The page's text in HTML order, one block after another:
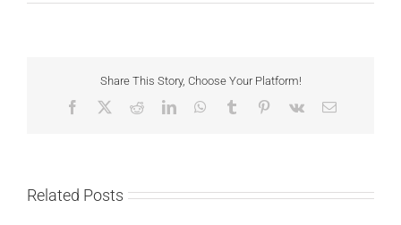
Share This Story, Choose Your Platform!
Facebook RedditLinkedInWhatsApp
Tumblr Pinterest
Vk Email
Related Posts